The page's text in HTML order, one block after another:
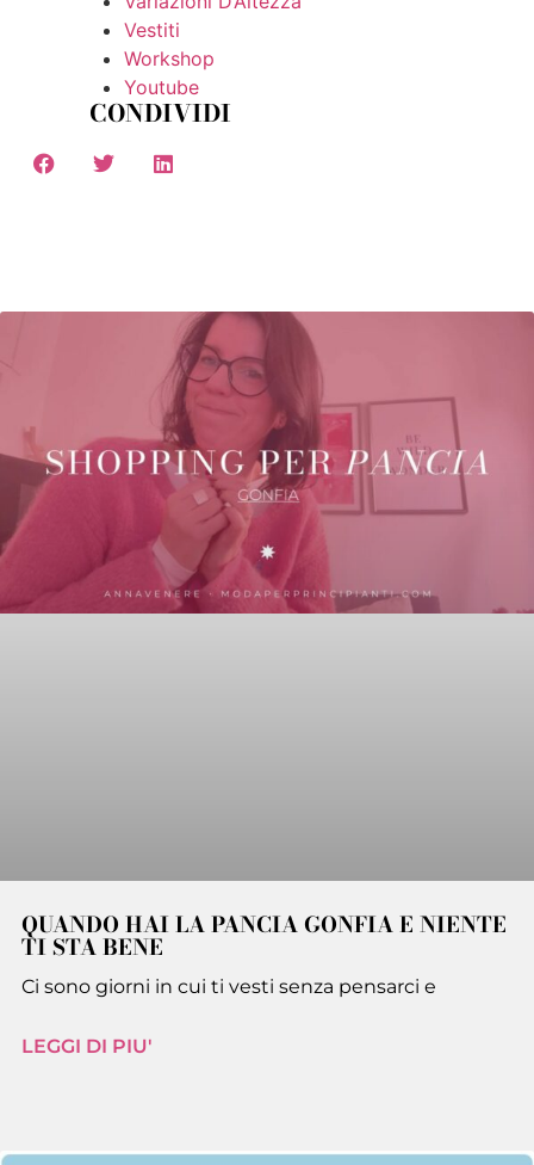
Vestiti
Workshop
Youtube
CONDIVIDI
QUANDO HAI LA PANCIA GONFIA E NIENTE
TI STA BENE
Ci sono giorni in cui ti vesti senza pensarci e
LEGGI DI PIU'